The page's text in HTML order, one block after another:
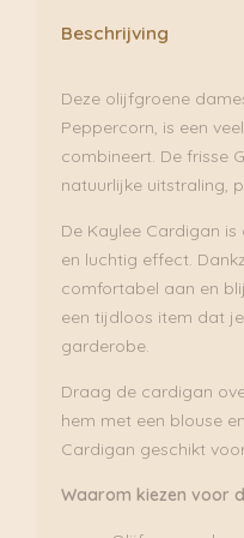
Peppercorn
Beschrijving
Deze olijfgroene
Peppercorn, is een
combineert. De frisse
natuurlijke uitstraling,
De Kaylee Cardigan
en luchtig effect.
comfortabel aan en
een tijdloos item dat
garderobe.
Draag de cardigan
hem met een blouse
Cardigan geschikt
Waarom kiezen voor